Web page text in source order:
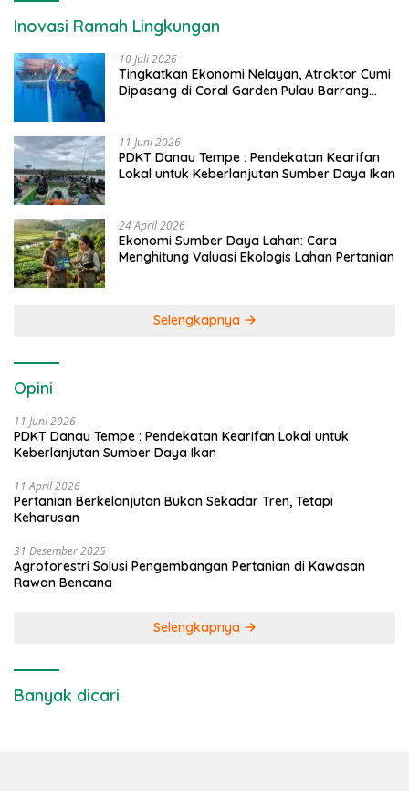
Inovasi Ramah Lingkungan
10 Juli 2026
Tingkatkan Ekonomi Nelayan, Atraktor Cumi
Dipasang di Coral Garden Pulau Barrang
11 Juni 2026
PDKT Danau Tempe : Pendekatan Kearifan
Lokal untuk Keberlanjutan Sumber Daya Ikan
24 April 2026
Ekonomi Sumber Daya Lahan: Cara
Menghitung Valuasi Ekologis Lahan Pertanian
Selengkapnya
Opini
11 Juni 2026
PDKT Danau Tempe : Pendekatan Kearifan Lokal untuk
Keberlanjutan Sumber Daya Ikan
11 April 2026
Pertanian Berkelanjutan Bukan Sekadar Tren, Tetapi
Keharusan
31 Desember 2025
Agroforestri Solusi Pengembangan Pertanian di Kawasan
Rawan Bencana
Selengkapnya
Banyak dicari